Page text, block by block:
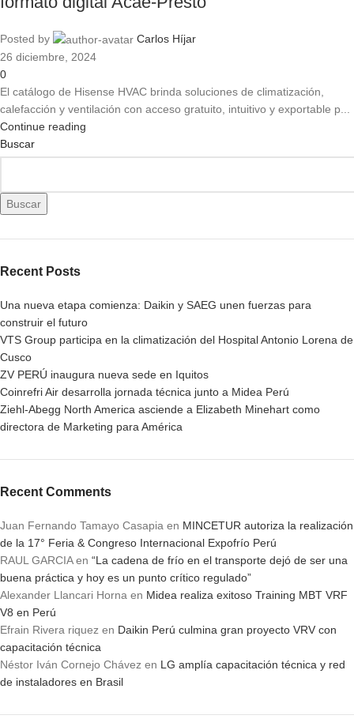
Posted by
Carlos Híjar
26 diciembre, 2024
0
El catálogo de Hisense HVAC brinda soluciones de climatización,
calefacción y ventilación con acceso gratuito, intuitivo y exportable p...
Continue reading
Buscar
Buscar
Recent Posts
Una nueva etapa comienza: Daikin y SAEG unen fuerzas para
construir el futuro
VTS Group participa en la climatización del Hospital Antonio Lorena de
Cusco
ZV PERÚ inaugura nueva sede en Iquitos
Coinrefri Air desarrolla jornada técnica junto a Midea Perú
Ziehl-Abegg North America asciende a Elizabeth Minehart como
directora de Marketing para América
Recent Comments
Juan Fernando Tamayo Casapia en MINCETUR autoriza la realización
de la 17° Feria & Congreso Internacional Expofrío Perú
RAUL GARCIAen “La cadena de frío en el transporte dejó de ser una
buena práctica y hoy es un punto crítico regulado”
Alexander Llancari Horna en Midea realiza exitoso Training MBT VRF
V8 en Perú
Efrain Rivera riquez en Daikin Perú culmina gran proyecto VRV con
capacitación técnica
Néstor Iván Cornejo Chávez en LG amplía capacitación técnica y red
de instaladores en Brasil